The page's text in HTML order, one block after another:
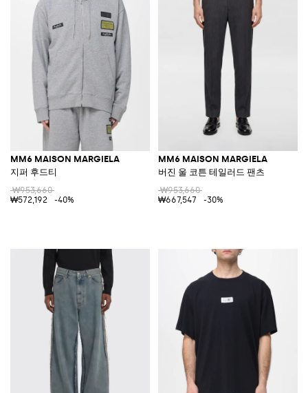
MM6 MAISON MARGIELA
지퍼 후드티
₩953,660
₩572,192
-40%
MM6 MAISON MARGIELA
버진 울 코튼 테일러드 팬츠
₩953,660
₩667,547
-30%